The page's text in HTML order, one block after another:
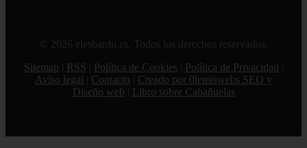
© 2026 elesbardu.es. Todos los derechos reservados.
Sitemap
RSS Política de Cookies Política de Privacidad
Aviso legal
Contacto
Creado por 0lemiswebs SEO y
Diseño web
Libro sobre Cabañuelas